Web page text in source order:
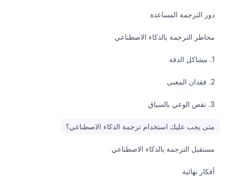
دور الترجمة المساعدة
مخاطر الترجمة بالذكاء الاصطناعي
1. مشاكل الدقة
2. فقدان المعنى
3. نقص الوعي بالسياق
متى يجب عليك استخدام ترجمة الذكاء الاصطناعي؟
مستقبل الترجمة بالذكاء الاصطناعي
أفكار نهائية